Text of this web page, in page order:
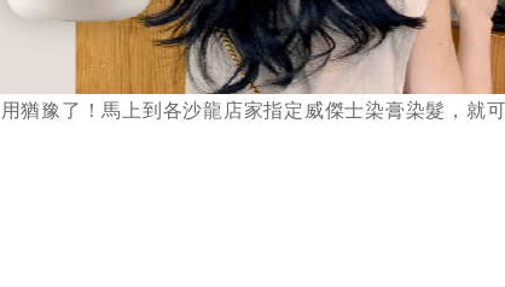
猶豫了！馬上到各沙龍店家指定威傑士染膏染髮，就